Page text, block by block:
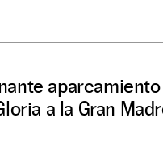
a la Gran